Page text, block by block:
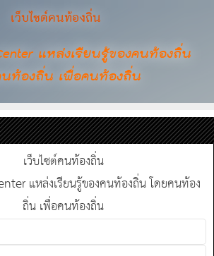
เว็บไซต์คนท้องถิ่น
แหล่งเรียนรู้ของคนท้องถิ่น
นท้องถิ่น เพื่อคนท้องถิ่น
เว็บไซต์คนท้องถิ่น
แหล่งเรียนรู้ของคนท้องถิ่น โดยคนท้อง
ถิ่น เพื่อคนท้องถิ่น